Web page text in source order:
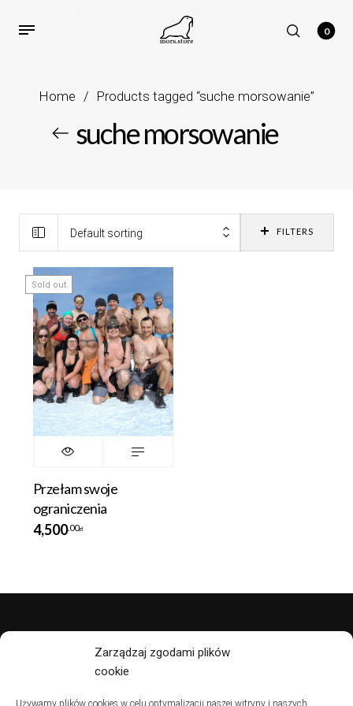
Zarządzaj zgodami plików
cookie
Używamy plików cookies w celu optymalizacji naszej witryny i naszych
0
Home / Products tagged “suche morsowanie”
suche morsowanie
Default sorting FILTERS
Sold out
Przełam swoje
ograniczenia
4,500.00zł
polityka prywatności